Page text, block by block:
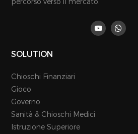
SOLUTION
Chioschi Finanziari
Gioco
Governo
Sanità & Chioschi Medici
Istruzione Superiore